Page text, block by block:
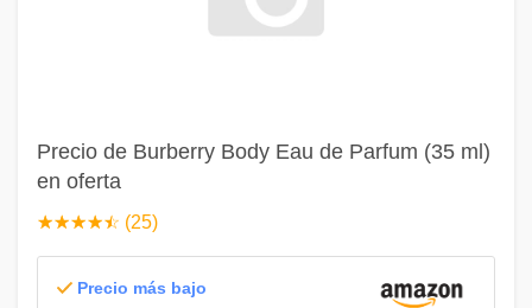
Precio de Burberry Body Eau de Parfum (35 ml)
en oferta
☆☆☆☆☆
★★★★★ (25)
Precio más bajo